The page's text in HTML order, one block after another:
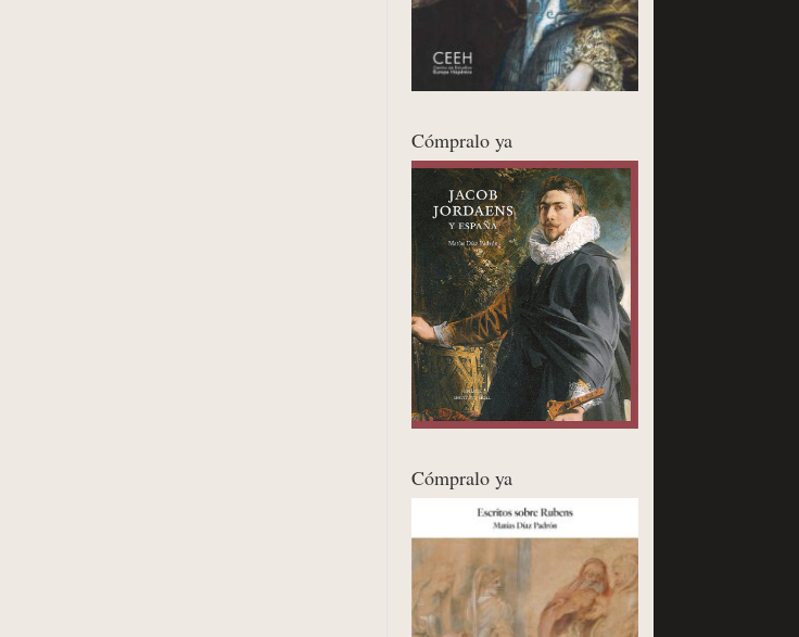
Cómpralo ya
Cómpralo ya